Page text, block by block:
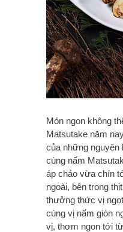
Món ngon không
Matsutake năm
của những nguyên
cùng nấm
áp chảo vừa chín
ngoài, bên trong
thưởng thức vị
cùng vị nấm giòn
vị, thơm ngon tới